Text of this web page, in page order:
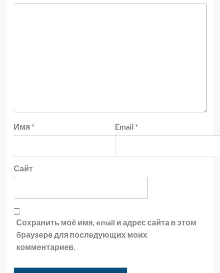
Имя * Email *
Сайт
Сохранить моё имя, email и адрес сайта в этом
браузере для последующих моих
комментариев.